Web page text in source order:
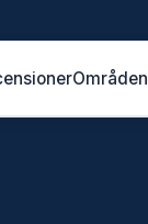
Områden